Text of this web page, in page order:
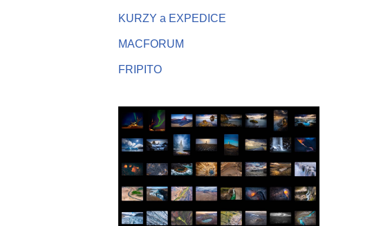
KURZY a EXPEDICE
MACFORUM
FRIPITO